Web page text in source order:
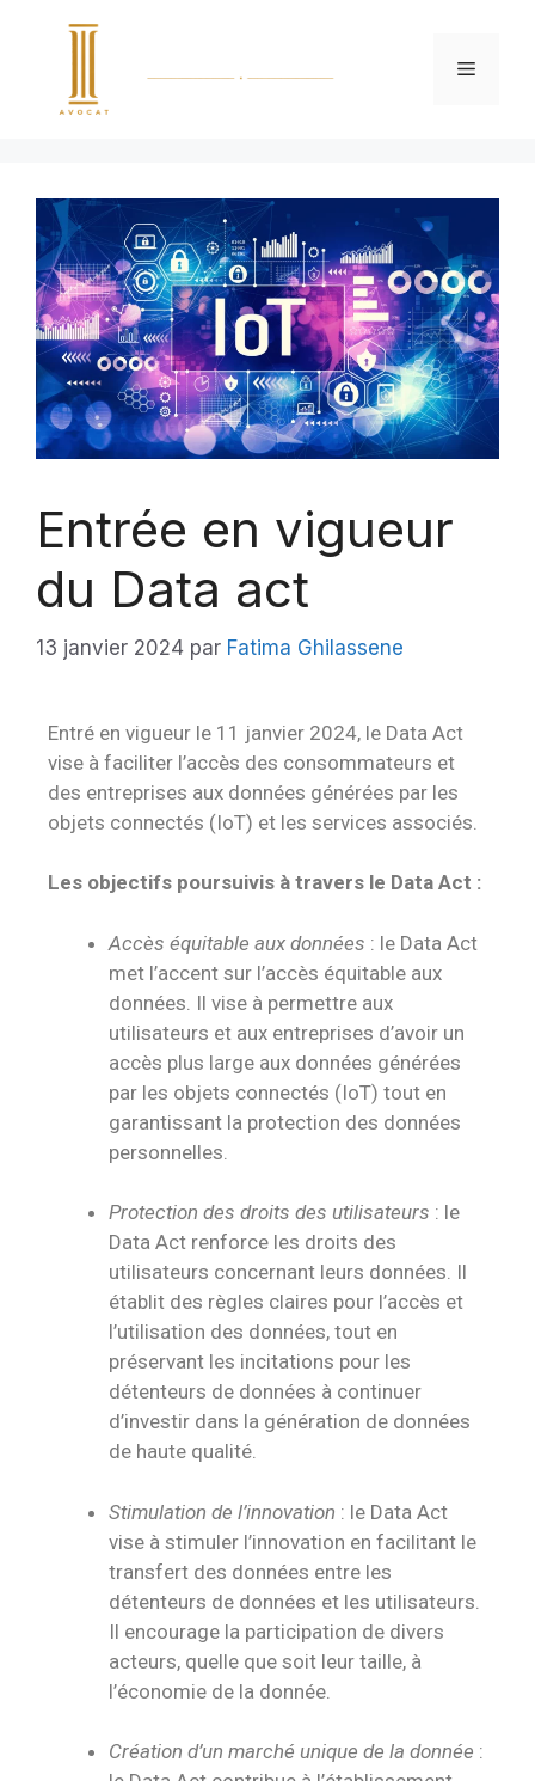
Entrée en vigueur
du Data act
13 janvier 2024 par Fatima Ghilassene
Entré en vigueur le 11 janvier 2024, le Data Act
vise à faciliter l’accès des consommateurs et
des entreprises aux données générées par les
objets connectés (IoT) et les services associés.
Les objectifs poursuivis à travers le Data Act :
Accès équitable aux données : le Data Act
met l’accent sur l’accès équitable aux
données. Il vise à permettre aux
utilisateurs et aux entreprises d’avoir un
accès plus large aux données générées
par les objets connectés (IoT) tout en
garantissant la protection des données
personnelles.
Protection des droits des utilisateurs : le
Data Act renforce les droits des
utilisateurs concernant leurs données. Il
établit des règles claires pour l’accès et
l’utilisation des données, tout en
préservant les incitations pour les
détenteurs de données à continuer
d’investir dans la génération de données
de haute qualité.
Stimulation de l’innovation : le Data Act
vise à stimuler l’innovation en facilitant le
transfert des données entre les
détenteurs de données et les utilisateurs.
Il encourage la participation de divers
acteurs, quelle que soit leur taille, à
l’économie de la donnée.
Création d’un marché unique de la donnée :